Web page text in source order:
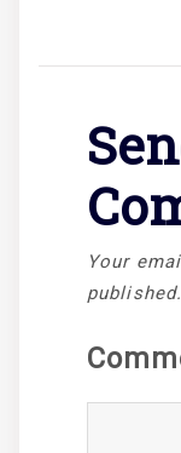
Your
published.